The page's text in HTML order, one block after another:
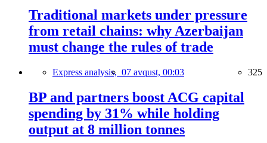
Traditional markets under pressure
from retail chains: why Azerbaijan
must change the rules of trade
Express analysis, 07 avqust, 00:03 325
BP and partners boost ACG capital
spending by 31% while holding
output at 8 million tonnes